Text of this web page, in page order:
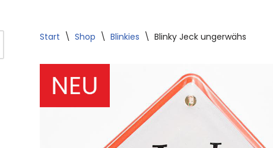
Start \ Shop \ Blinkies \ Blinky Jeck ungerwähs